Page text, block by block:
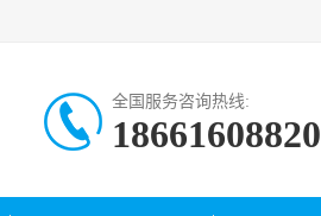
全国服务咨询热线:
18661608820